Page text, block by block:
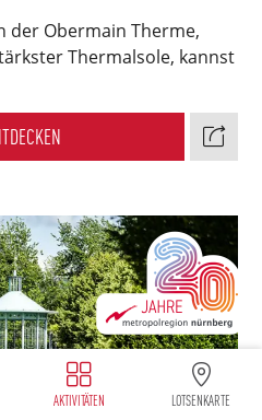
AKTIVITÄTEN LOTSENKARTE
der Obermain Therme,
Thermalsole, kannst